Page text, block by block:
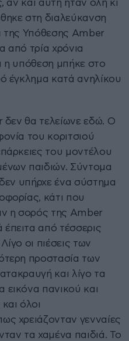
αν και αυτή ήταν όλη κι
στη διαλεύκανση
της Υπόθεσης Amber
από τρία χρόνια
η υπόθεση μπήκε στο
έγκλημα κατά ανηλίκου
δεν θα τελείωνε εδώ. Ο
του κοριτσιού
του μοντέλου
παιδιών. Σύντομα
υπήρχε ένα σύστημα
κάτι που
η σορός της Amber
από τέσσερις
οι πιέσεις των
προστασία των
και λίγο τα
πανικού και
όλοι
χρειάζονταν γενναίες
τα χαμένα παιδιά. Το